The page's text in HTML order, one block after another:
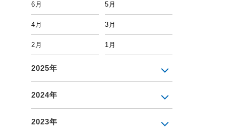
6月 5月
4月 3月
2月 1月
2025年
2024年
2023年